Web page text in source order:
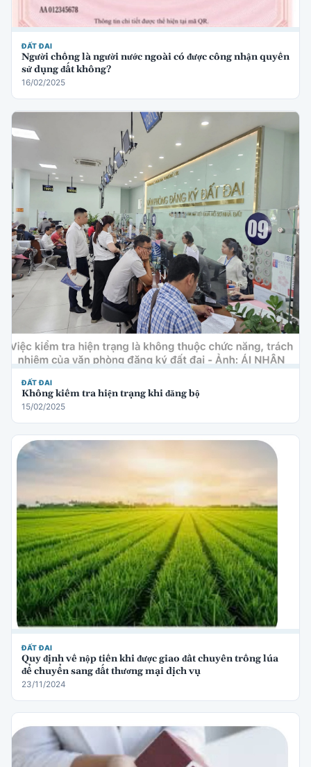
ĐẤT ĐAI
Người chồng là người nước ngoài có được công nhận quyền
sử dụng đất không?
16/02/2025
ĐẤT ĐAI
Không kiểm tra hiện trạng khi đăng bộ
15/02/2025
ĐẤT ĐAI
Quy định về nộp tiền khi được giao đất chuyên trồng lúa
để chuyển sang đất thương mại dịch vụ
23/11/2024